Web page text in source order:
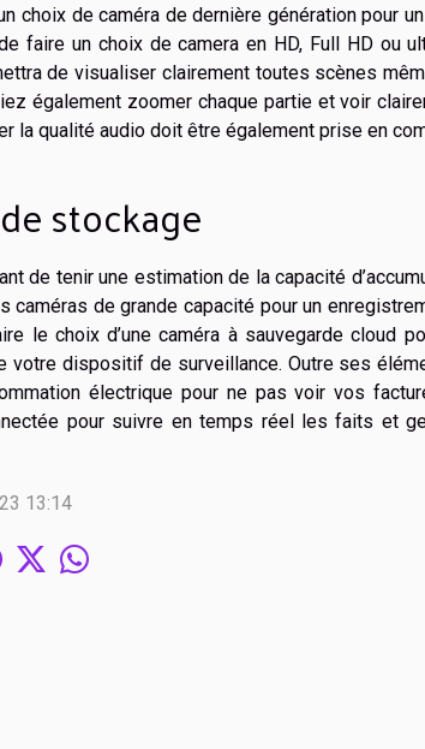
choix de caméra de dernière génération pour
faire un choix de camera en HD, Full HD ou
de visualiser clairement toutes scènes
également zoomer chaque partie et voir
la qualité audio doit être également prise en
stockage
de tenir une estimation de la capacité
caméras de grande capacité pour un
le choix d’une caméra à sauvegarde cloud
votre dispositif de surveillance. Outre ses
électrique pour ne pas voir vos
pour suivre en temps réel les faits et
13:14